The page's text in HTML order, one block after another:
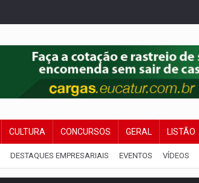
CULTURA CONCURSOS GERAL LISTÃO
DESTAQUES EMPRESARIAIS EVENTOS VÍDEOS